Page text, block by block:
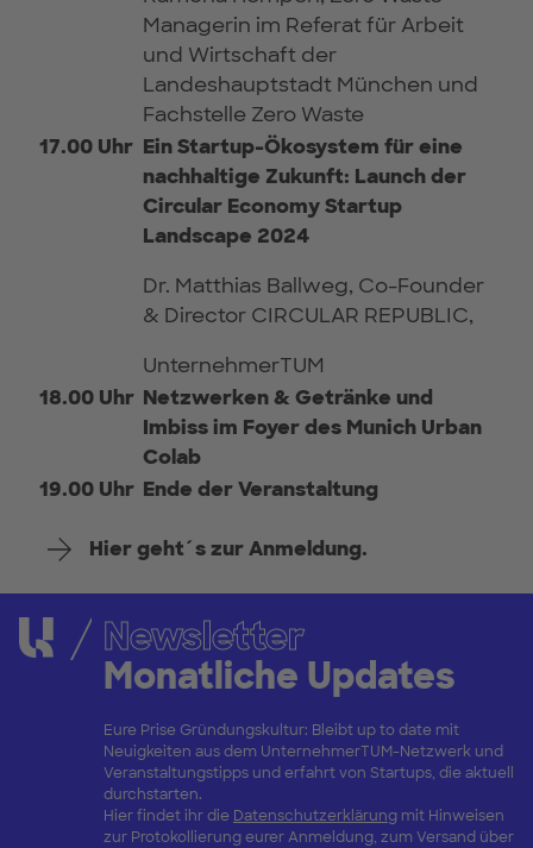
Managerin im Referat für Arbeit
und Wirtschaft der
Landeshauptstadt München und
Fachstelle Zero Waste
17.00 Uhr Ein Startup-Ökosystem für eine
nachhaltige Zukunft: Launch der
Circular Economy Startup
Landscape 2024
Dr. Matthias Ballweg, Co-Founder
& Director CIRCULAR REPUBLIC,
UnternehmerTUM
18.00 Uhr Netzwerken & Getränke und
Imbiss im Foyer des Munich Urban
Colab
19.00 Uhr Ende der Veranstaltung
Hier geht´s zur Anmeldung.
Newsletter
Monatliche Updates
Eure Prise Gründungskultur: Bleibt up to date mit
Neuigkeiten aus dem UnternehmerTUM-Netzwerk und
Veranstaltungstipps und erfahrt von Startups, die aktuell
durchstarten.
Hier findet ihr die Datenschutzerklärungmit Hinweisen
zur Protokollierung eurer Anmeldung, zum Versand über